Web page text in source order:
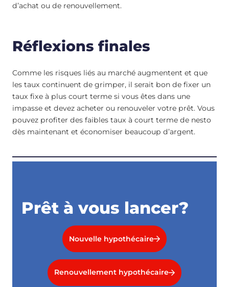
d’achat ou de renouvellement.
Réflexions finales
Comme les risques liés au marché augmentent et que
les taux continuent de grimper, il serait bon de fixer un
taux fixe à plus court terme si vous êtes dans une
impasse et devez acheter ou renouveler votre prêt. Vous
pouvez profiter des faibles taux à court terme de nesto
dès maintenant et économiser beaucoup d’argent.
Prêt à vous lancer?
Nouvelle hypothécaire
Renouvellement hypothécaire